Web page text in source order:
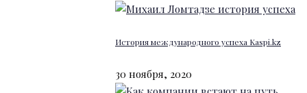
История международного успеха Kaspi.kz
30 ноября, 2020